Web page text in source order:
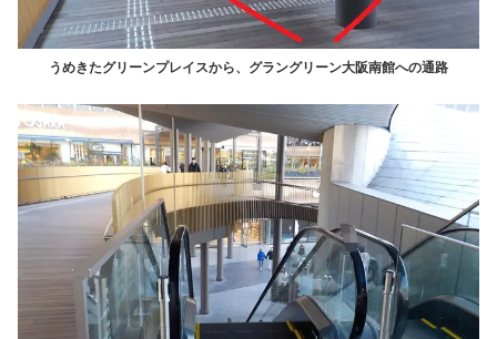
うめきたグリーンプレイスから、グラングリーン大阪南館への通路